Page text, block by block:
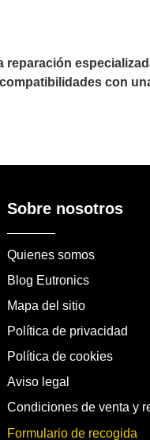
con
Sobre nosotros
Quienes somos
Blog Eutronics
Mapa del sitio
Política de privacidad
Política de cookies
Aviso legal
Condiciones de venta y
Formulario de recogida